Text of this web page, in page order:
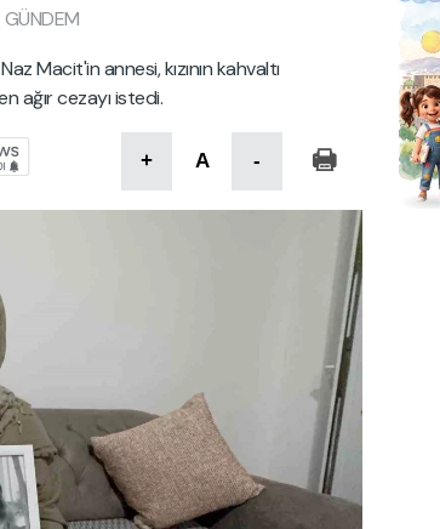
GÜNDEM
Macit'in annesi, kızının kahvaltı
ağır cezayı istedi.
+ A -